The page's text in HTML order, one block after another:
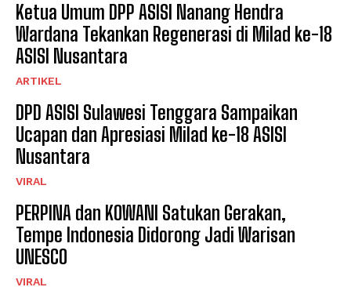
Ketua Umum DPP ASISI Nanang Hendra
Wardana Tekankan Regenerasi di Milad ke-18
ASISI Nusantara
ARTIKEL
DPD ASISI Sulawesi Tenggara Sampaikan
Ucapan dan Apresiasi Milad ke-18 ASISI
Nusantara
VIRAL
PERPINA dan KOWANI Satukan Gerakan,
Tempe Indonesia Didorong Jadi Warisan
UNESCO
VIRAL